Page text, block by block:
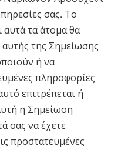
σας. Το
τα άτομα θα
της Σημείωσης
ή να
πληροφορίες
επιτρέπεται ή
η Σημείωση
σας να έχετε
προστατευμένες